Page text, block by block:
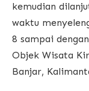
kemudian
waktu
8 sampai
Objek Wisata
Banjar,